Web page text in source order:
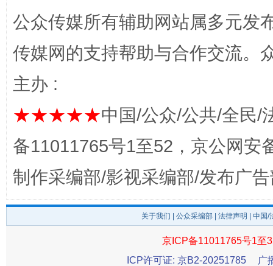
一纸欠条伤亲情 巡回调解促和解..
公众传媒所有辅助网站属多元发
传媒网的支持帮助与合作交流。
主办 :
★★★★★中国/公众/公共/全民/
备11011765号1至52，京公网安
制作采编部/影视采编部/发布广
关于我们 公众采编部 法律声明 | 中国
京ICP备11011765号1至
ICP许可证: 京B2-20251785
广